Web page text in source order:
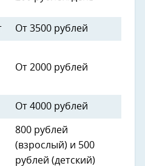
От 3500 рублей
От 2000 рублей
От 4000 рублей
800 рублей
(взрослый) и 500
рублей (детский)